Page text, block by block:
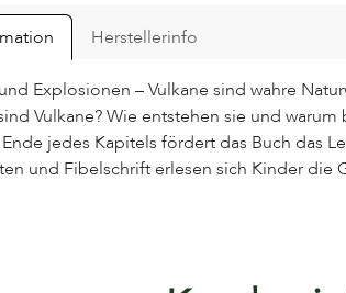
Herstellerinfo
Explosionen – Vulkane sind wahre
Vulkane? Wie entstehen sie und
jedes Kapitels fördert das Buch das
und Fibelschrift erlesen sich Kinder die